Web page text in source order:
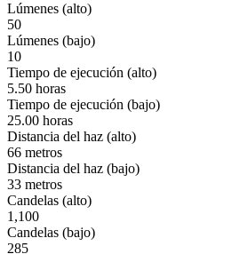
Lúmenes (alto)
50
Lúmenes (bajo)
10
Tiempo de ejecución (alto)
5.50 horas
Tiempo de ejecución (bajo)
25.00 horas
Distancia del haz (alto)
66 metros
Distancia del haz (bajo)
33 metros
Candelas (alto)
1,100
Candelas (bajo)
285